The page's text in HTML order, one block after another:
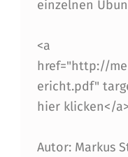
-
A
R
Z
L
Z
einzelnen
<a
href="http://
ericht.pdf"
hier klicken</
Autor: Markus